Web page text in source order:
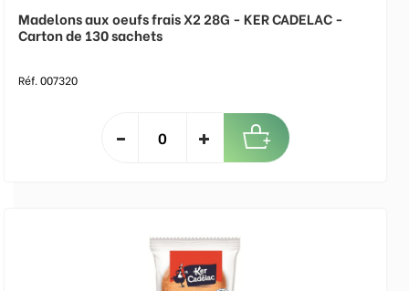
Madelons aux oeufs frais X2 28G - KER CADELAC -
Carton de 130 sachets
Réf. 007320